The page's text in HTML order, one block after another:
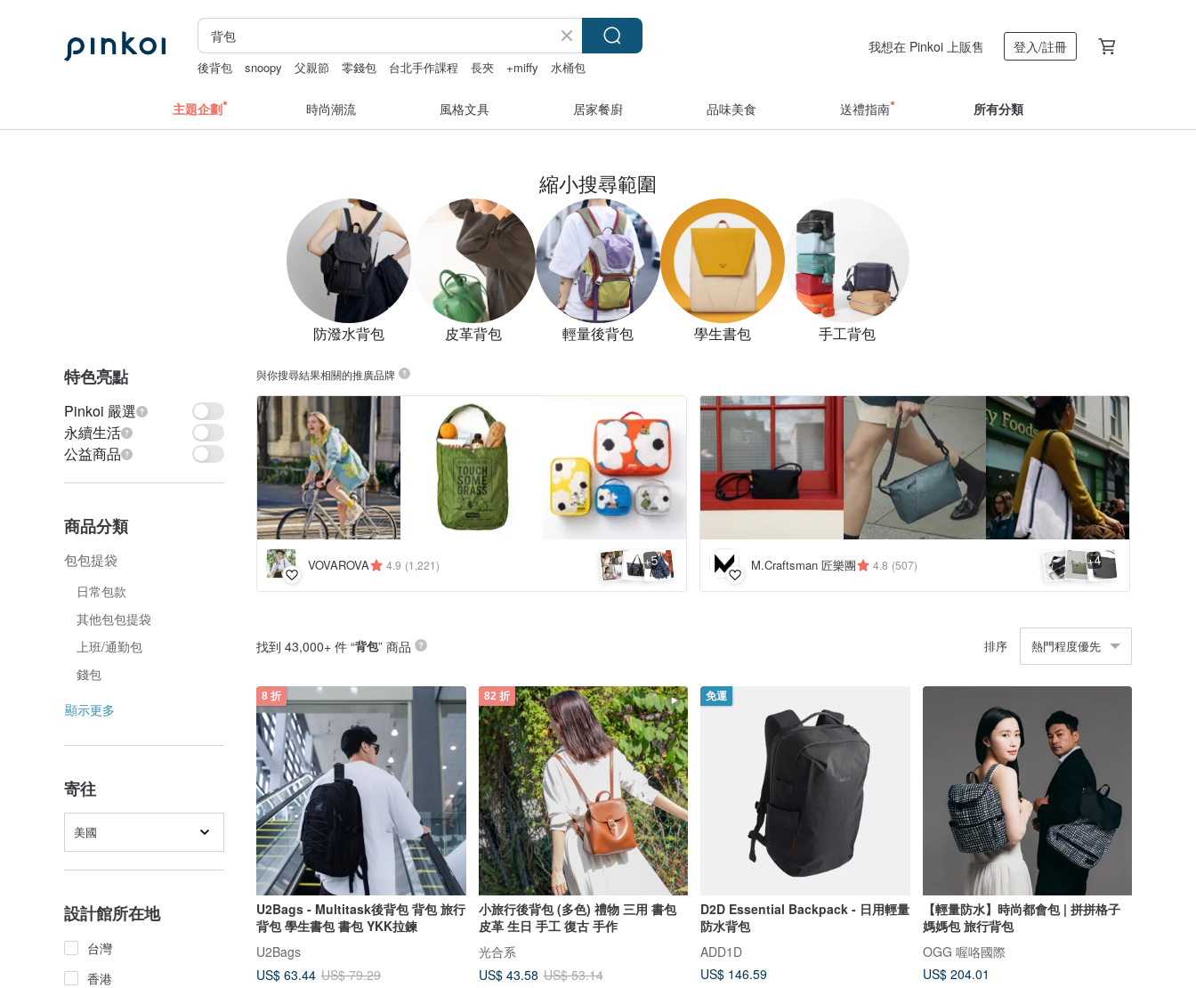
後背包 snoopy 父親節 零錢包 台北手作課程 長夾 +miffy 水桶包
我想在 Pinkoi 上販售 登入/註冊
主題企劃 時尚潮流 風格文具 居家餐廚 品味美食 送禮指南 所有分類
縮小搜尋範圍
防潑水背包 皮革背包 輕量後背包 學生書包 手工背包
特色亮點
Pinkoi 嚴選
永續生活
公益商品
商品分類
包包提袋
日常包款
其他包包提袋
上班/通勤包
錢包
顯示更多
寄往
美國
設計館所在地
台灣
香港
與你搜尋結果相關的推廣品牌
VOVAROVA 4.9 (1,221) +5 M.Craftsman 匠樂團 4.8 (507) +4
找到 43,000+ 件 “背包” 商品 排序 熱門程度優先
8 折
U2Bags - Multitask後背包 背包 旅行
背包 學生書包 書包 YKK拉鍊
U2Bags
US$ 63.44 US$ 79.29
82 折
小旅行後背包 (多色) 禮物 三用 書包
皮革 生日 手工 復古 手作
光合系
US$ 43.58 US$ 53.14
免運
D2D Essential Backpack - 日用輕量
防水背包
ADD1D
US$ 146.59
【輕量防水】時尚都會包 | 拼拼格子
媽媽包 旅行背包
OGG 喔咯國際
US$ 204.01